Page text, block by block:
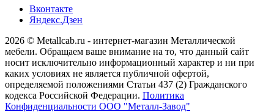
Вконтакте
Яндекс.Дзен
2026 © Metallcab.ru - интернет-магазин Металлической
мебели. Обращаем ваше внимание на то, что данный сайт
носит исключительно информационный характер и ни при
каких условиях не является публичной офертой,
определяемой положениями Статьи 437 (2) Гражданского
кодекса Российской Федерации. Политика
Конфиденциальности ООО "Металл-Завод"